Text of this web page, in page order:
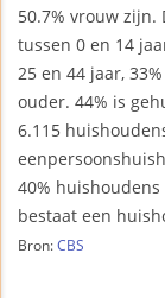
50.7% vrouw
tussen 0 en 14
25 en 44 jaar,
ouder. 44% is
6.115
40%
bestaat een
Bron: CBS